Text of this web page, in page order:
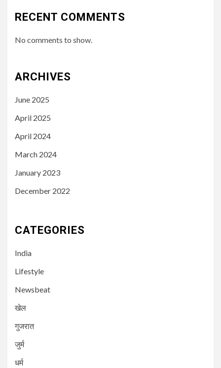
RECENT COMMENTS
No comments to show.
ARCHIVES
June 2025
April 2025
April 2024
March 2024
January 2023
December 2022
CATEGORIES
India
Lifestyle
Newsbeat
खेल
गुजरात
जुर्म
धर्म
3